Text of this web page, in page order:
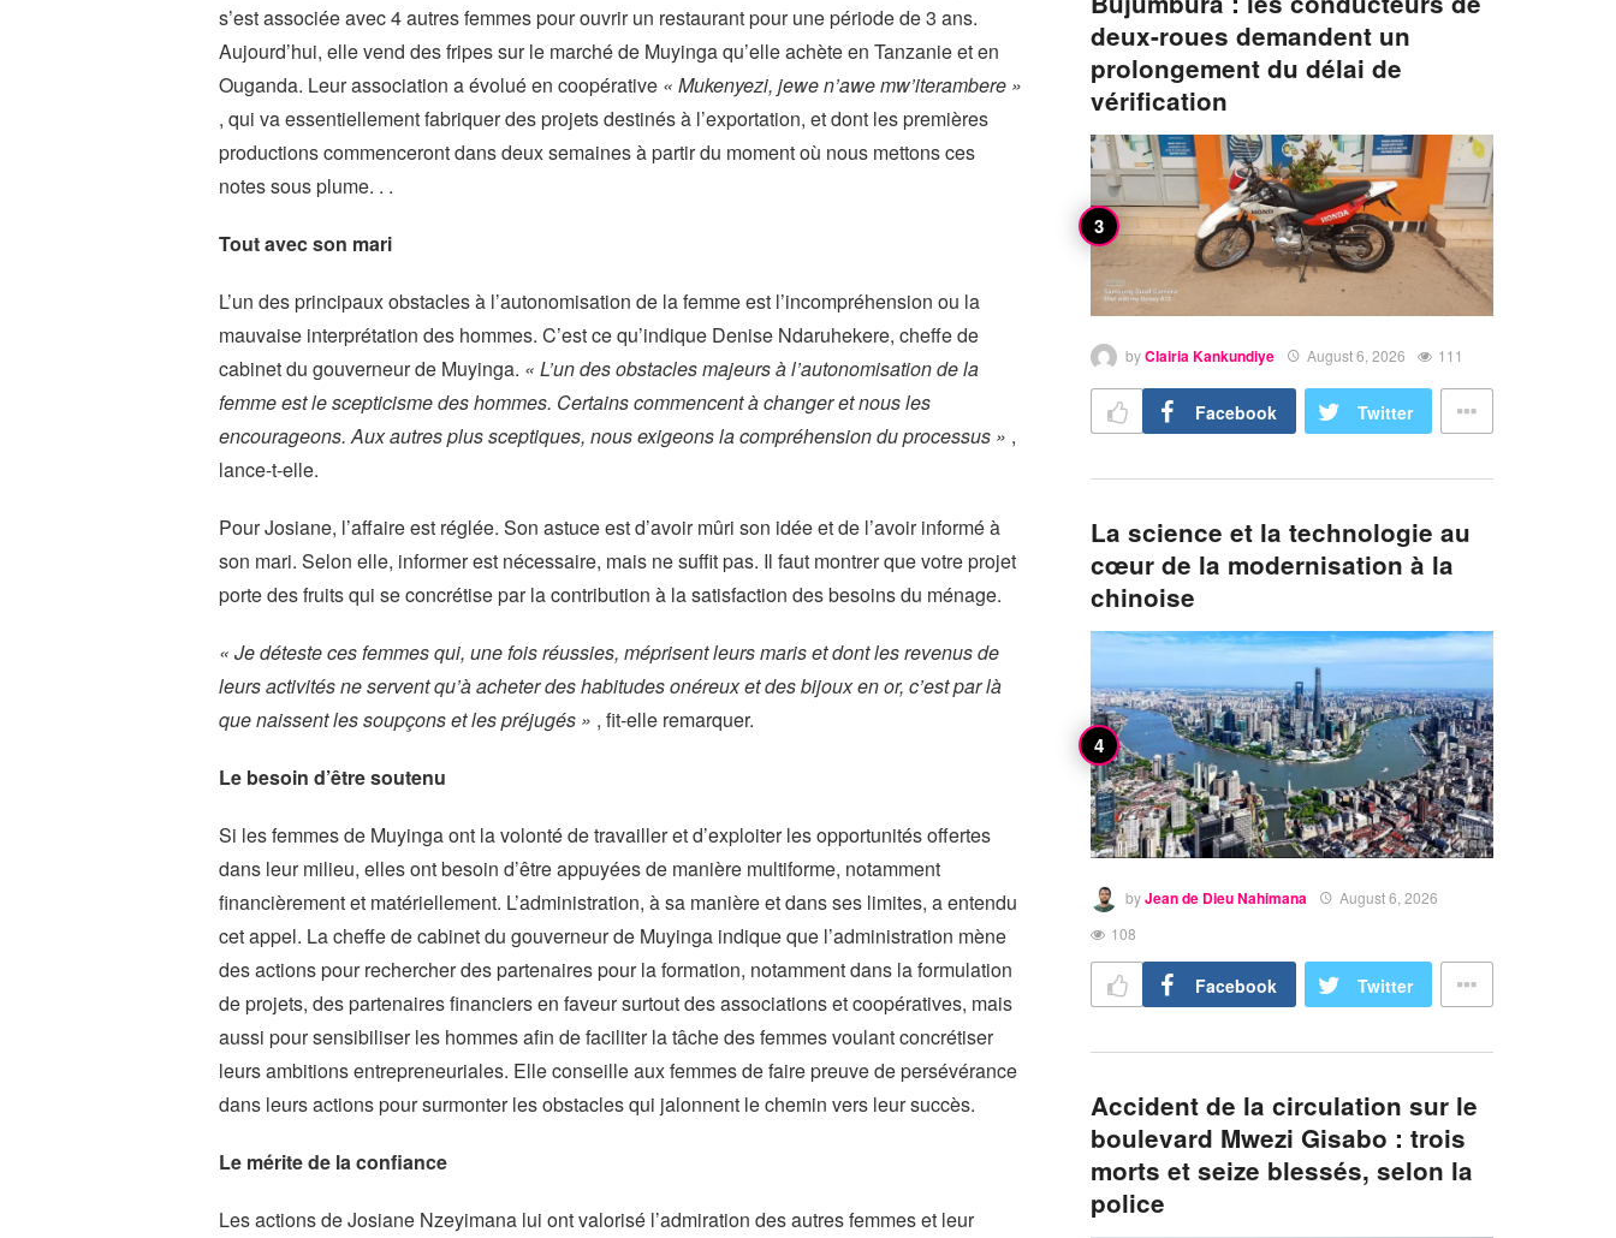
s’est associée avec 4 autres femmes pour ouvrir un restaurant pour une période de 3 ans.
Aujourd’hui, elle vend des fripes sur le marché de Muyinga qu’elle achète en Tanzanie et en
Ouganda. Leur association a évolué en coopérative « Mukenyezi, jewe n’awe mw’iterambere »
, qui va essentiellement fabriquer des projets destinés à l’exportation, et dont les premières
productions commenceront dans deux semaines à partir du moment où nous mettons ces
notes sous plume. . .
Tout avec son mari
L’un des principaux obstacles à l’autonomisation de la femme est l’incompréhension ou la
mauvaise interprétation des hommes. C’est ce qu’indique Denise Ndaruhekere, cheffe de
cabinet du gouverneur de Muyinga. « L’un des obstacles majeurs à l’autonomisation de la
femme est le scepticisme des hommes. Certains commencent à changer et nous les
encourageons. Aux autres plus sceptiques, nous exigeons la compréhension du processus » ,
lance-t-elle.
Pour Josiane, l’affaire est réglée. Son astuce est d’avoir mûri son idée et de l’avoir informé à
son mari. Selon elle, informer est nécessaire, mais ne suffit pas. Il faut montrer que votre projet
porte des fruits qui se concrétise par la contribution à la satisfaction des besoins du ménage.
« Je déteste ces femmes qui, une fois réussies, méprisent leurs maris et dont les revenus de
leurs activités ne servent qu’à acheter des habitudes onéreux et des bijoux en or, c’est par là
que naissent les soupçons et les préjugés » , fit-elle remarquer.
Le besoin d’être soutenu
Si les femmes de Muyinga ont la volonté de travailler et d’exploiter les opportunités offertes
dans leur milieu, elles ont besoin d’être appuyées de manière multiforme, notamment
financièrement et matériellement. L’administration, à sa manière et dans ses limites, a entendu
cet appel. La cheffe de cabinet du gouverneur de Muyinga indique que l’administration mène
des actions pour rechercher des partenaires pour la formation, notamment dans la formulation
de projets, des partenaires financiers en faveur surtout des associations et coopératives, mais
aussi pour sensibiliser les hommes afin de faciliter la tâche des femmes voulant concrétiser
leurs ambitions entrepreneuriales. Elle conseille aux femmes de faire preuve de persévérance
dans leurs actions pour surmonter les obstacles qui jalonnent le chemin vers leur succès.
Le mérite de la confiance
Les actions de Josiane Nzeyimana lui ont valorisé l’admiration des autres femmes et leur
deux-roues demandent un
prolongement du délai de
vérification
byClairia Kankundiye August 6, 2026 111
Facebook Twitter
La science et la technologie au
cœur de la modernisation à la
chinoise
byJean de Dieu Nahimana
August 6, 2026
108
Facebook Twitter
Accident de la circulation sur le
boulevard Mwezi Gisabo : trois
morts et seize blessés, selon la
police